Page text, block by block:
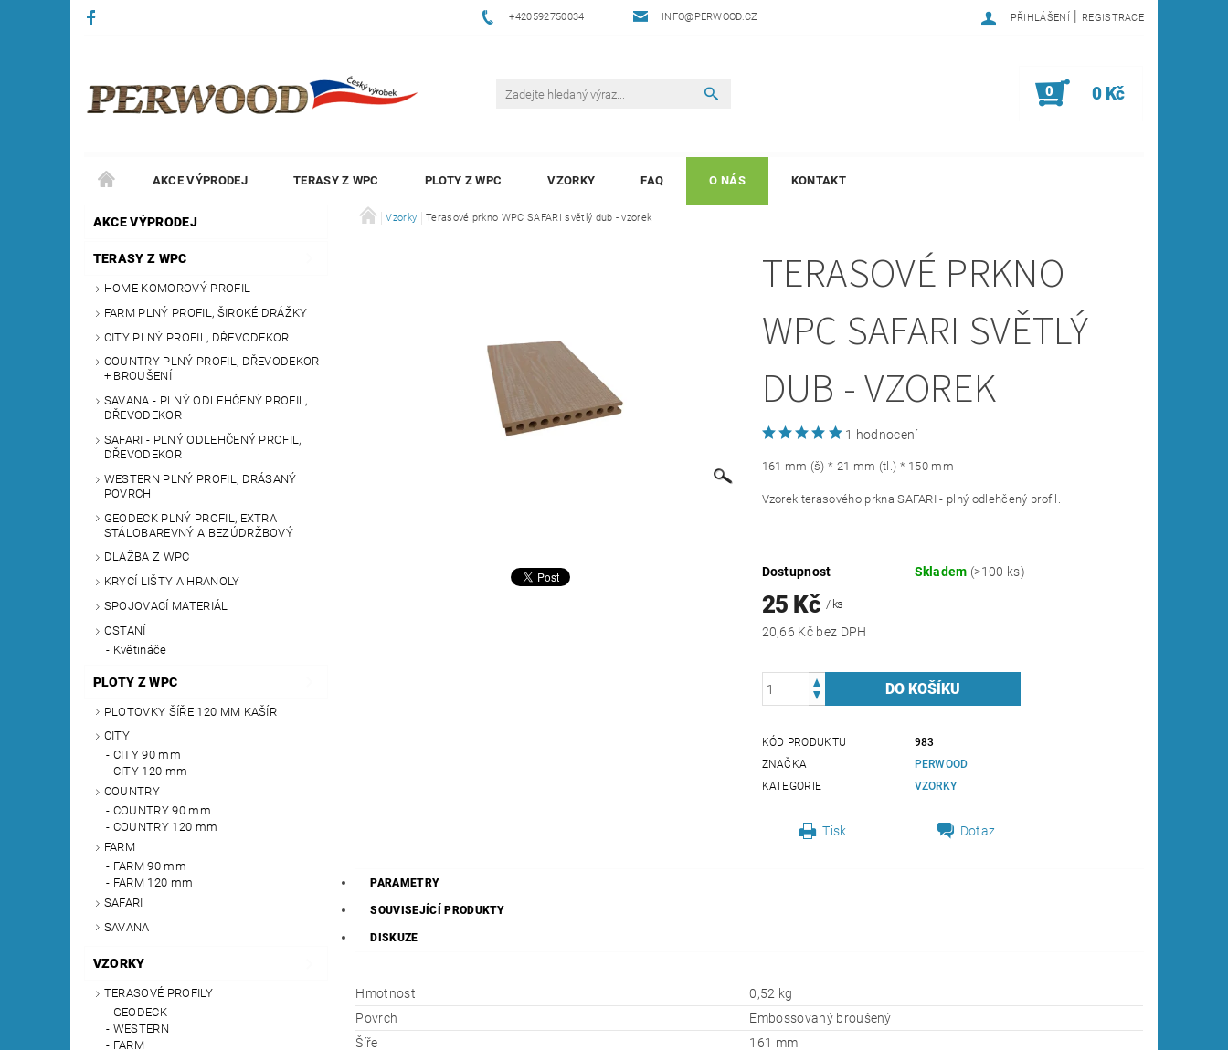
+420592750034 INFO@PERWOOD.CZ PŘIHLÁŠENÍ | REGISTRACE
0 0 Kč
AKCE VÝPRODEJ TERASY Z WPC PLOTY Z WPC VZORKY FAQ O NÁS KONTAKT
AKCE VÝPRODEJ
TERASY Z WPC
HOME KOMOROVÝ PROFIL
FARM PLNÝ PROFIL, ŠIROKÉ DRÁŽKY
CITY PLNÝ PROFIL, DŘEVODEKOR
COUNTRY PLNÝ PROFIL, DŘEVODEKOR
+ BROUŠENÍ
SAVANA - PLNÝ ODLEHČENÝ PROFIL,
DŘEVODEKOR
SAFARI - PLNÝ ODLEHČENÝ PROFIL,
DŘEVODEKOR
WESTERN PLNÝ PROFIL, DRÁSANÝ
POVRCH
GEODECK PLNÝ PROFIL, EXTRA
STÁLOBAREVNÝ A BEZÚDRŽBOVÝ
DLAŽBA Z WPC
KRYCÍ LIŠTY A HRANOLY
SPOJOVACÍ MATERIÁL
OSTANÍ
Květináče
PLOTY Z WPC
PLOTOVKY ŠÍŘE 120 MM KAŠÍR
CITY
CITY 90 mm
CITY 120 mm
COUNTRY
COUNTRY 90 mm
COUNTRY 120 mm
FARM
FARM 90 mm
FARM 120 mm
SAFARI
SAVANA
VZORKY
TERASOVÉ PROFILY
GEODECK
WESTERN
FARM
Vzorky Terasové prkno WPC SAFARI světlý dub - vzorek
TERASOVÉ PRKNO
WPC SAFARI SVĚTLÝ
DUB - VZOREK
1 hodnocení
161 mm (š) * 21 mm (tl.) * 150 mm
Vzorek terasového prkna SAFARI - plný odlehčený profil.
Dostupnost Skladem (>100 ks)
25 Kč / ks
20,66 Kč bez DPH
KÓD PRODUKTU
983
ZNAČKA
PERWOOD
KATEGORIE
VZORKY
Tisk Dotaz
PARAMETRY
SOUVISEJÍCÍ PRODUKTY
DISKUZE
Hmotnost
0,52 kg
Povrch
Embossovaný broušený
Šíře
161 mm